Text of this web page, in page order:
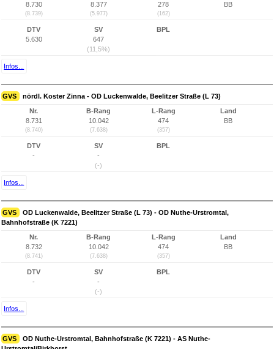
8.730
(8.739)
8.377
(5.977)
278
(162)
BB
DTV
5.630
SV
647
(11,5%)
BPL
Infos...
GVS nördl. Koster Zinna - OD Luckenwalde, Beelitzer Straße (L 73)
Nr.
8.731
(8.740)
B-Rang
10.042
(7.638)
L-Rang
474
(357)
Land
BB
DTV
-
SV
-
(-)
BPL
Infos...
GVS
OD Luckenwalde, Beelitzer Straße (L 73) - OD Nuthe-Urstromtal,
Bahnhofstraße (K 7221)
Nr.
8.732
(8.741)
B-Rang
10.042
(7.638)
L-Rang
474
(357)
Land
BB
DTV
-
SV
-
(-)
BPL
Infos...
GVS
OD Nuthe-Urstromtal, Bahnhofstraße (K 7221) - AS Nuthe-